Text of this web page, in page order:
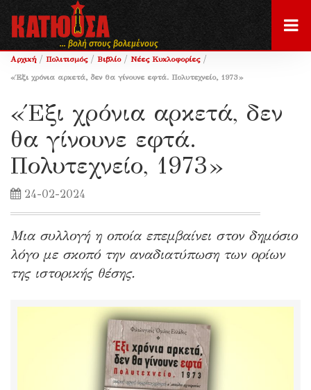
... βολή στους βολεμένους
Αρχική / Πολιτισμός / Βιβλίο / Νέες Κυκλοφορίες /
«Έξι χρόνια αρκετά, δεν θα γίνουνε εφτά. Πολυτεχνείο, 1973»
«Έξι χρόνια αρκετά, δεν
θα γίνουνε εφτά.
Πολυτεχνείο, 1973»
24-02-2024
Μια συλλογή η οποία επεμβαίνει στον δημόσιο
λόγο με σκοπό την αναδιατύπωση των ορίων
της ιστορικής θέσης.